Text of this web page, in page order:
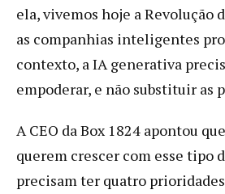
ela, vivemos hoje a Revolução
as companhias inteligentes
contexto, a IA generativa
empoderar, e não substituir as
A CEO da Box 1824 apontou
querem crescer com esse tipo
precisam ter quatro